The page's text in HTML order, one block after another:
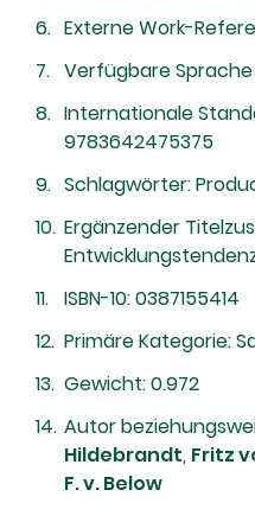
Externe Work-
Verfügbare
Internationale
9783642475375
Schlagwörter:
Ergänzender
ISBN-10: 0387155414
Primäre Kategorie:
Gewicht: 0.972
Autor
Hildebrandt, Fritz
F. v. Below